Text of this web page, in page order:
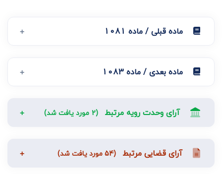
ماده قبلی / ماده 1081
ماده بعدی / ماده 1083
آرای وحدت رویه مرتبط (2 مورد یافت شد)
آرای قضایی مرتبط (54 مورد یافت شد)